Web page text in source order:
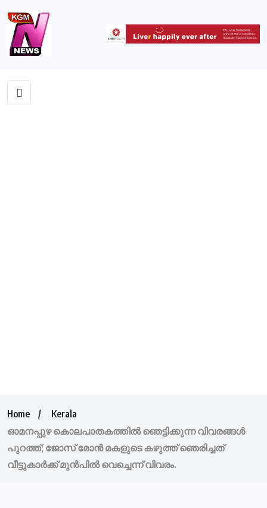
Home
Kerala
ഓമനപ്പുഴ കൊലപാതകത്തില്‍ ഞെട്ടിക്കുന്ന വിവരങ്ങള്‍
പുറത്ത്; ജോസ് മോന്‍ മകളുടെ കഴുത്ത് ഞെരിച്ചത്
വീട്ടുകാര്‍ക്ക് മുന്‍പില്‍ വെച്ചെന്ന് വിവരം.